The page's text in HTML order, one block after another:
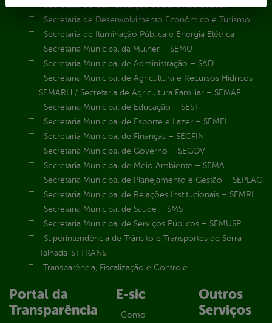
Secretaria de Comunicação Social e Audiovisual
Secretaria de Desenvolvimento Econômico e Turismo
Secretaria de Iluminação Pública e Energia Elétrica
Secretaria Municipal da Mulher – SEMU
Secretaria Municipal de Administração – SAD
Secretaria Municipal de Agricultura e Recursos Hídricos –
SEMARH / Secretaria de Agricultura Familiar – SEMAF
Secretaria Municipal de Educação – SEST
Secretaria Municipal de Esporte e Lazer – SEMEL
Secretaria Municipal de Finanças – SECFIN
Secretaria Municipal de Governo – SEGOV
Secretaria Municipal de Meio Ambiente – SEMA
Secretaria Municipal de Planejamento e Gestão – SEPLAG
Secretaria Municipal de Relações Institucionais – SEMRI
Secretaria Municipal de Saúde – SMS
Secretaria Municipal de Serviços Públicos – SEMUSP
Superintendência de Trânsito e Transportes de Serra
Talhada-STTRANS
Transparência, Fiscalização e Controle
Portal da
Transparência
E-sic
Como
Outros
Serviços